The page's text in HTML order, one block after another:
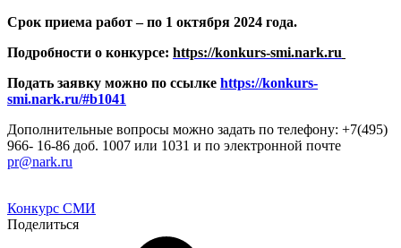
Срок приема работ – по 1 октября 2024 года.
Подробности о конкурсе: https://konkurs-smi.nark.ru
Подать заявку можно по ссылке https://konkurs-
smi.nark.ru/#b1041
Дополнительные вопросы можно задать по телефону: +7(495)
966- 16-86 доб. 1007 или 1031 и по электронной почте
pr@nark.ru
Конкурс СМИ
Поделиться